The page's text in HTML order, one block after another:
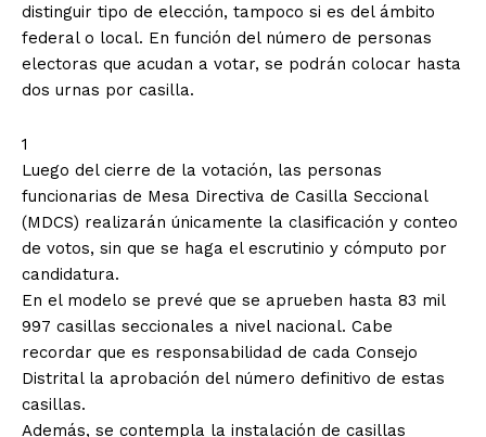
distinguir tipo de elección, tampoco si es del ámbito
federal o local. En función del número de personas
electoras que acudan a votar, se podrán colocar hasta
dos urnas por casilla.
1
Luego del cierre de la votación, las personas
funcionarias de Mesa Directiva de Casilla Seccional
(MDCS) realizarán únicamente la clasificación y conteo
de votos, sin que se haga el escrutinio y cómputo por
candidatura.
En el modelo se prevé que se aprueben hasta 83 mil
997 casillas seccionales a nivel nacional. Cabe
recordar que es responsabilidad de cada Consejo
Distrital la aprobación del número definitivo de estas
casillas.
Además, se contempla la instalación de casillas